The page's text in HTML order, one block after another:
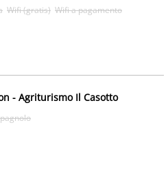
Wifi (gratis) Wifi a pagamento
- Agriturismo Il Casotto